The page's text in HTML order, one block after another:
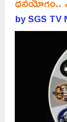
bySGS TV